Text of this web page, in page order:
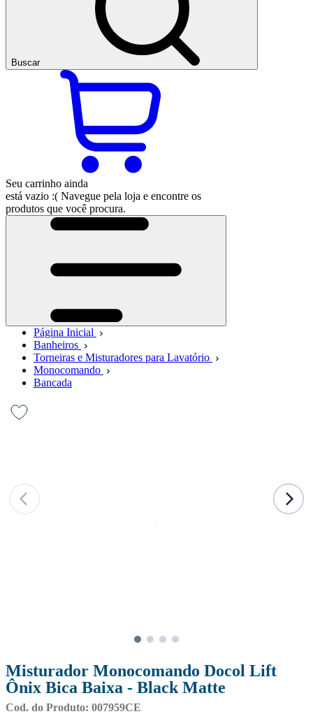
Buscar
Seu carrinho ainda
está vazio :( Navegue pela loja e encontre os
produtos que você procura.
Página Inicial
Banheiros
Torneiras e Misturadores para Lavatório
Monocomando
Bancada
Misturador Monocomando Docol Lift
Ônix Bica Baixa - Black Matte
Cod. do Produto: 007959CE